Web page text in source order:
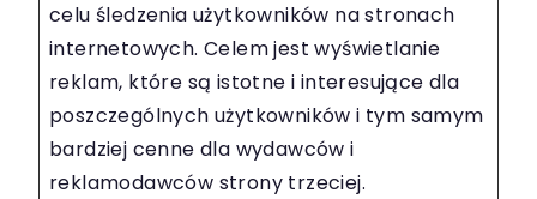
celu śledzenia użytkowników na stronach
internetowych. Celem jest wyświetlanie
reklam, które są istotne i interesujące dla
poszczególnych użytkowników i tym samym
bardziej cenne dla wydawców i
reklamodawców strony trzeciej.